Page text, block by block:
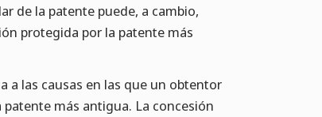
de la patente puede, a cambio,
protegida por la patente más
a las causas en las que un obtentor
más antigua. La concesión